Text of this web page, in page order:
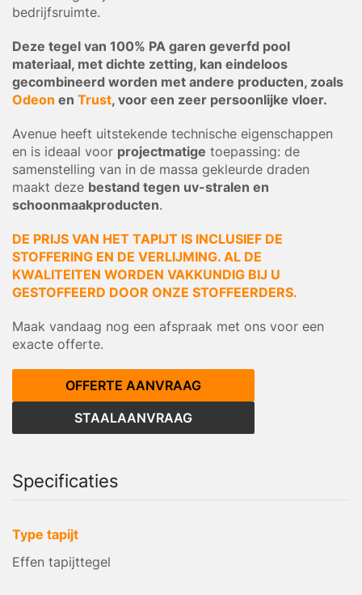
bedrijfsruimte.
Deze tegel van 100% PA garen geverfd pool
materiaal, met dichte zetting, kan eindeloos
gecombineerd worden met andere producten, zoals
Odeon en Trust, voor een zeer persoonlijke vloer.
Avenue heeft uitstekende technische eigenschappen
en is ideaal voor projectmatige toepassing: de
samenstelling van in de massa gekleurde draden
maakt deze bestand tegen uv-stralen en
schoonmaakproducten.
DE PRIJS VAN HET TAPIJT IS INCLUSIEF DE
STOFFERING EN DE VERLIJMING. AL DE
KWALITEITEN WORDEN VAKKUNDIG BIJ U
GESTOFFEERD DOOR ONZE STOFFEERDERS.
Maak vandaag nog een afspraak met ons voor een
exacte offerte.
OFFERTE AANVRAAG
STAALAANVRAAG
Specificaties
Type tapijt
Effen tapijttegel